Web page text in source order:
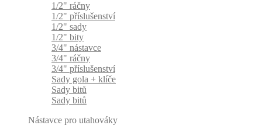
1/2" ráčny
1/2" příslušenství
1/2" sady
1/2" bity
3/4" nástavce
3/4" ráčny
3/4" příslušenství
Sady gola + klíče
Sady bitů
Sady bitů
Nástavce pro utahováky